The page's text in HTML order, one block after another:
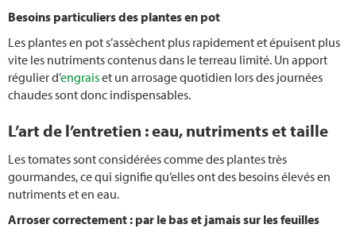
Besoins particuliers des plantes en pot
Les plantes en pot s’assèchent plus rapidement et épuisent plus
vite les nutriments contenus dans le terreau limité. Un apport
régulier d’engraiset un arrosage quotidien lors des journées
chaudes sont donc indispensables.
L’art de l’entretien : eau, nutriments et taille
Les tomates sont considérées comme des plantes très
gourmandes, ce qui signifie qu’elles ont des besoins élevés en
nutriments et en eau.
Arroser correctement : par le bas et jamais sur les feuilles